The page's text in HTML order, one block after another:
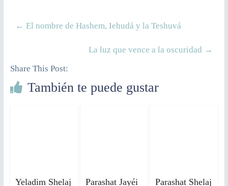
← El nombre de Hashem, Iehudá y la Teshuvá
La luz que vence a la oscuridad →
Share This Post:
También te puede gustar
Yeladim Shelaj
Parashat Jayéi
Parashat Shelaj